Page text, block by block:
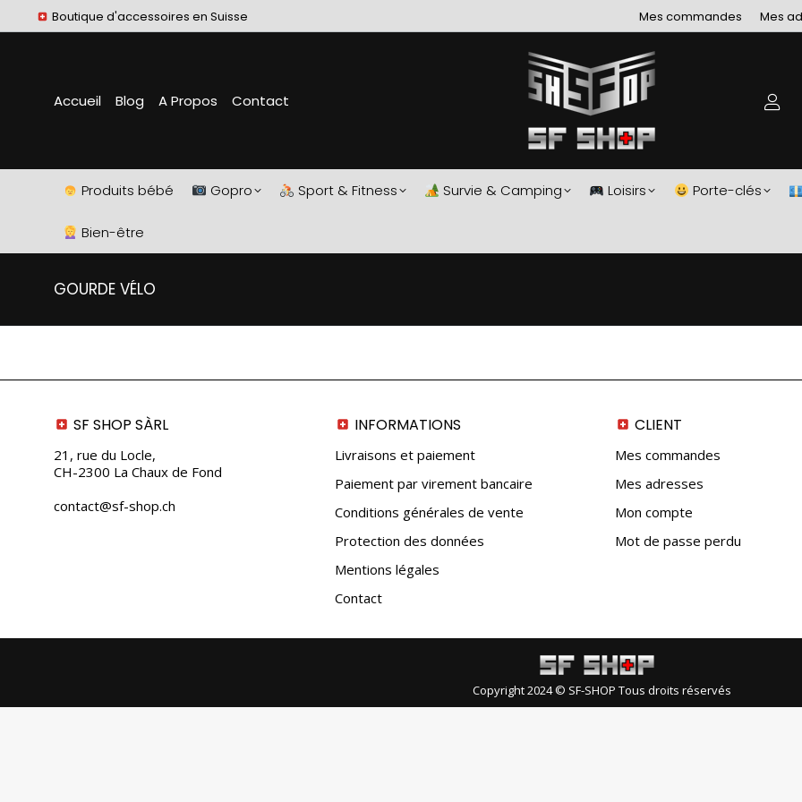
Boutique d'accessoires en Suisse Mes commandes Mes
Accueil Blog A Propos Contact
Produits bébé Gopro Sport & Fitness Survie & Camping Loisirs Porte-clés
Bien-être
GOURDE VÉLO
SF SHOP SÀRL
21, rue du Locle,
CH-2300 La Chaux de Fond
contact@sf-shop.ch
INFORMATIONS
Livraisons et paiement
Paiement par virement bancaire
Conditions générales de vente
Protection des données
Mentions légales
Contact
CLIENT
Mes commandes
Mes adresses
Mon compte
Mot de passe perdu
Copyright 2024 © SF-SHOP Tous droits réservés